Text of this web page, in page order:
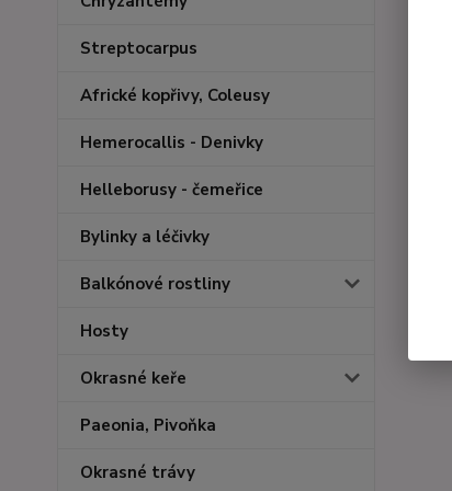
Streptocarpus
Africké kopřivy, Coleusy
Hemerocallis - Denivky
Helleborusy - čemeřice
Bylinky a léčivky
Balkónové rostliny
Hosty
Okrasné keře
Paeonia, Pivoňka
Okrasné trávy